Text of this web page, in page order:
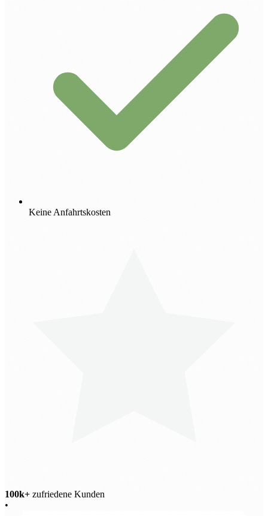
Keine Anfahrtskosten
100k+ zufriedene Kunden
•